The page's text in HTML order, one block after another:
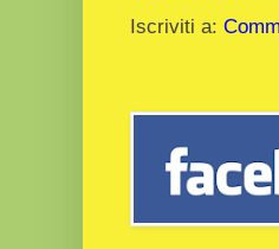
Iscriviti a: